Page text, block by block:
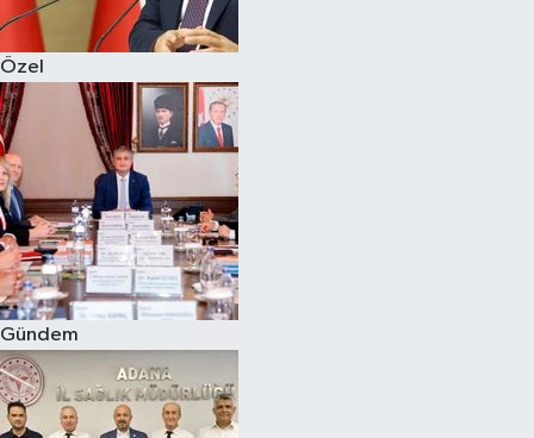
Özel
Gündem
Sağlık
Siyaset
Spor
Yaşam
Yerel Yönetimler
Yurttan